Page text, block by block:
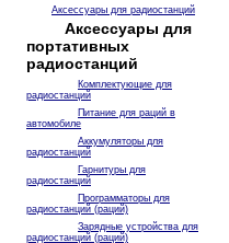
Аксессуары для радиостанций
Аксессуары для
портативных
радиостанций
Комплектующие для
радиостанций
Питание для раций в
автомобиле
Аккумуляторы для
радиостанций
Гарнитуры для
радиостанций
Программаторы для
радиостанций (раций)
Зарядные устройства для
радиостанций (раций)